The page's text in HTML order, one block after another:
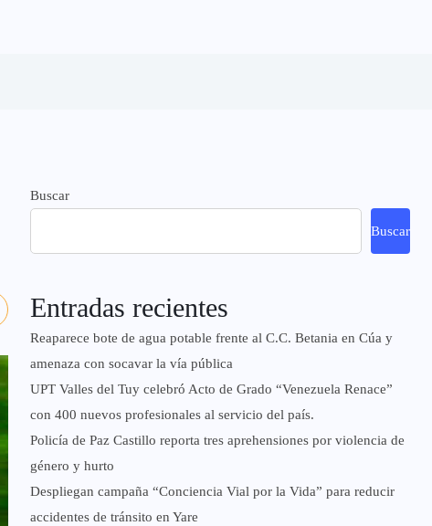
Buscar
Buscar
Entradas recientes
Reaparece bote de agua potable frente al C.C. Betania en Cúa y
amenaza con socavar la vía pública
UPT Valles del Tuy celebró Acto de Grado “Venezuela Renace”
con 400 nuevos profesionales al servicio del país.
‎Policía de Paz Castillo reporta tres aprehensiones por violencia de
género y hurto
‎Despliegan campaña “Conciencia Vial por la Vida” para reducir
accidentes de tránsito en Yare